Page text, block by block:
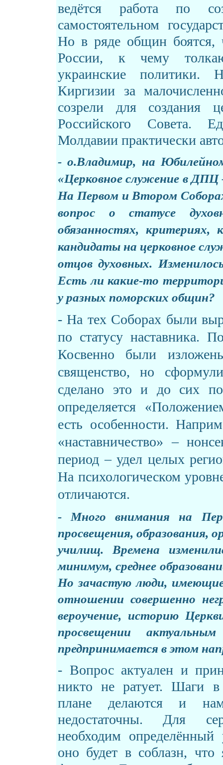
ведётся работа по
самостоятельном
Но в ряде общин боятся,
России, к чему
украинские политики.
Киргизии за
созрели для создания
Российского Совета.
Молдавии практически
- о.Владимир, на
«Церковное служение в ДПЦ
На Первом и Втором
вопрос о статусе
обязанностях,
кандидаты на церковное
отцов духовных.
Есть ли какие-то
у разных поморских общин?
- На тех Соборах были
по статусу наставника.
Косвенно были
священство, но
сделано это и до сих
определяется
«
есть особенности.
«наставничество» –
период – удел целых
На психологическом
отличаются.
- Много внимания на
просвещения, образования,
училищ. Времена
минимум, среднее
Но зачастую люди, имеющие
отношении совершенно
вероучение, историю
просвещении
предпринимается в этом
- Вопрос актуален и
никто не ратует. Шаги в
плане делаются и
недостаточны. Для
необходим определённый
оно будет в соблазн,